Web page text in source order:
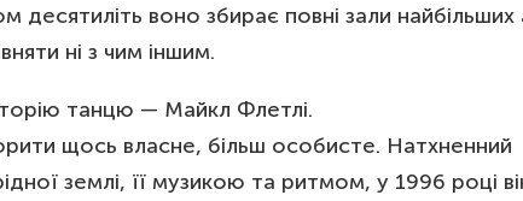
воно збирає повні зали найбільших
ні з чим іншим.
танцю — Майкл Флетлі.
щось власне, більш особисте. Натхненний
землі, її музикою та ритмом, у 1996 році